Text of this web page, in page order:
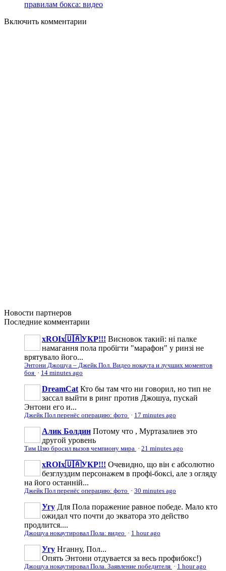
правилам бокса: видео
Включить комментарии
Новости партнеров
Последние комментарии
xROIx🇺🇦УКР!!! Висновок такий: ні палке
намагання пола пробігти "марафон" у ринзі не
врятувало його...
Энтони Джошуа – Джейк Пол. Видео нокаута и лучших моментов
боя · 14 minutes ago
DreamCat Кто бы там что ни говорил, но тип не
зассал выйти в ринг против Джошуа, пускай
Энтони его и...
Джейк Пол перенёс операцию: фото · 17 minutes ago
Алик Болдин Потому что , Муртазалиев это
другой уровень
Тим Цзю бросил вызов чемпиону мира · 21 minutes ago
xROIx🇺🇦УКР!!! Очевидно, що він є абсолютно
безглуздим персонажем в профі-боксі, але з огляду
на його останній...
Джейк Пол перенёс операцию: фото · 30 minutes ago
Угу Для Пола поражение равное победе. Мало кто
ожидал что почти до экватора это действо
продлится....
Джошуа нокаутировал Пола: видео · 1 hour ago
Угу Нганну, Пол...
Опять Энтони отдувается за весь профибокс!)
Джошуа нокаутировал Пола. Заявление победителя · 1 hour ago